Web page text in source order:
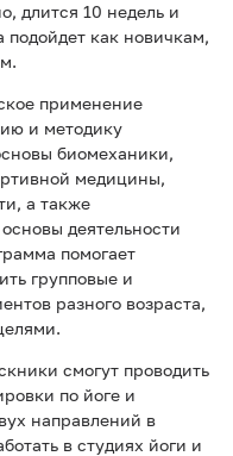
длится 10 недель и
подойдет как новичкам,
применение
и методику
биомеханики,
медицины,
а также
деятельности
помогает
групповые и
разного возраста,
смогут проводить
по йоге и
направлений в
в студиях йоги и